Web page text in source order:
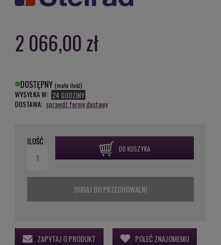
2 066,00 zł
DOSTĘPNY (mała ilość)
WYSYŁKA W: 24 GODZINY
DOSTAWA: sprawdź formy dostawy
ILOŚĆ
DO KOSZYKA
DODAJ DO PRZECHOWALNI
ZAPYTAJ O PRODUKT POLEĆ ZNAJOMEMU